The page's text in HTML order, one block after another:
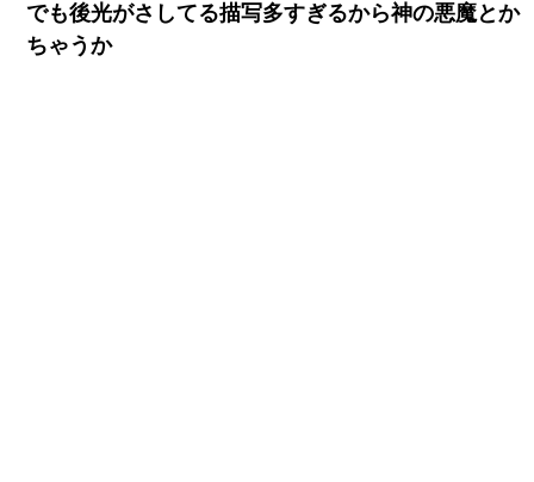
でも後光がさしてる描写多すぎるから神の悪魔とか
ちゃうか